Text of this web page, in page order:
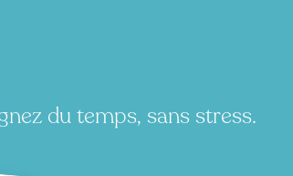
du temps, sans stress.